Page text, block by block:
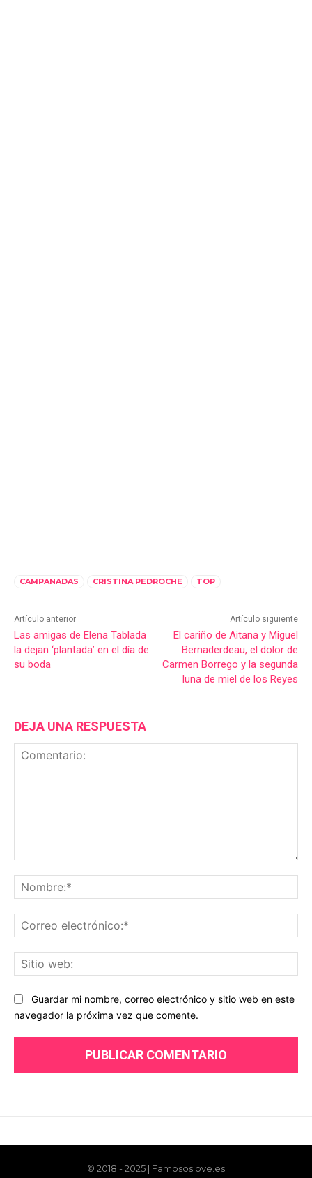
© 2018 - 2025 | Famososlove.es